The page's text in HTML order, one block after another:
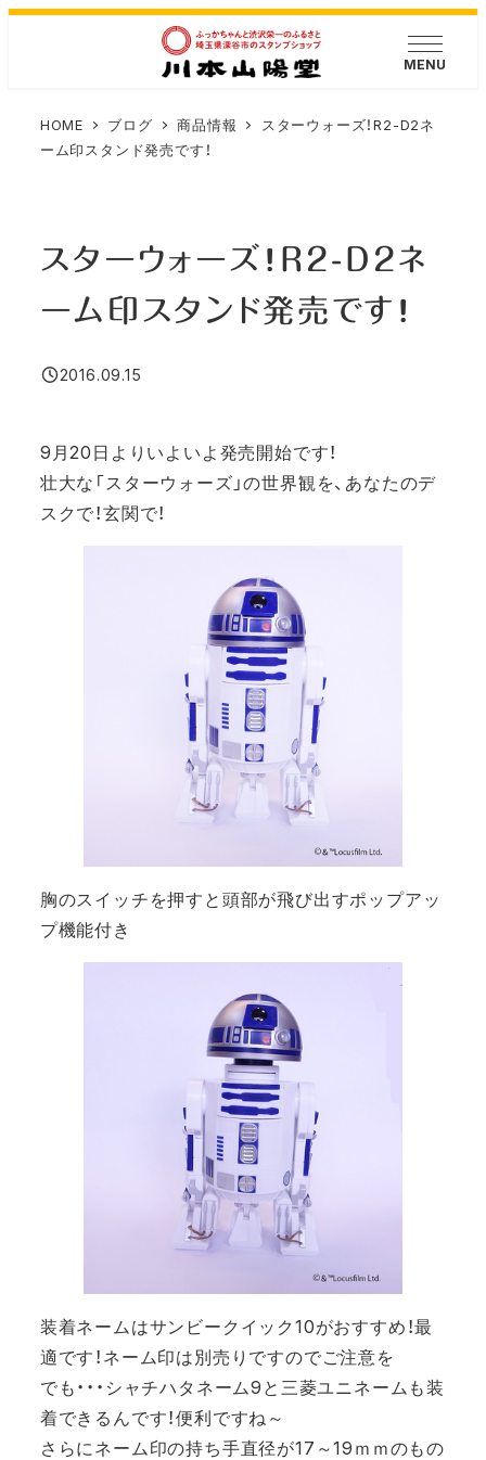
MENU
HOME ブログ 商品情報
スターウォーズ！R2-D2ネ
ーム印スタンド発売です！
スターウォーズ！R2-D2ネ
ーム印スタンド発売です！
投稿日
2016.09.15
9月20日よりいよいよ発売開始です！
壮大な「スターウォーズ」の世界観を、あなたのデ
スクで！玄関で！
胸のスイッチを押すと頭部が飛び出すポップアッ
プ機能付き
装着ネームはサンビークイック10がおすすめ！最
適です！ネーム印は別売りですのでご注意を
でも・・・シャチハタネーム9と三菱ユニネームも装
着できるんです！便利ですね～
さらにネーム印の持ち手直径が17～19ｍｍのもの